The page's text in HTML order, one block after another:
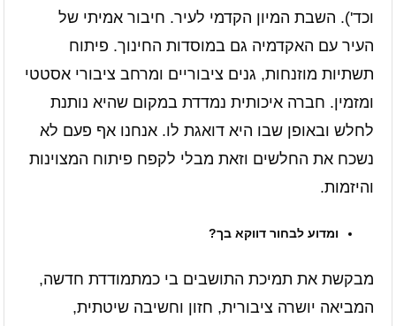
וכד'). השבת המיון הקדמי לעיר. חיבור אמיתי של
העיר עם האקדמיה גם במוסדות החינוך. פיתוח
תשתיות מוזנחות, גנים ציבוריים ומרחב ציבורי אסטטי
ומזמין. חברה איכותית נמדדת במקום שהיא נותנת
לחלש ובאופן שבו היא דואגת לו. אנחנו אף פעם לא
נשכח את החלשים וזאת מבלי לקפח פיתוח המצוינות
והיזמות.
ומדוע לבחור דווקא בך?
מבקשת את תמיכת התושבים בי כמתמודדת חדשה,
המביאה יושרה ציבורית, חזון וחשיבה שיטתית,